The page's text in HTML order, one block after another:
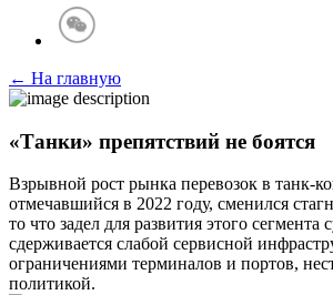
← На главную
«Танки» препятствий не боятся
Взрывной рост рынка перевозок в танк-
отмечавшийся в 2022 году, сменился
то что задел для развития этого сегмента
сдерживается слабой сервисной
ограничениями терминалов и портов,
политикой.